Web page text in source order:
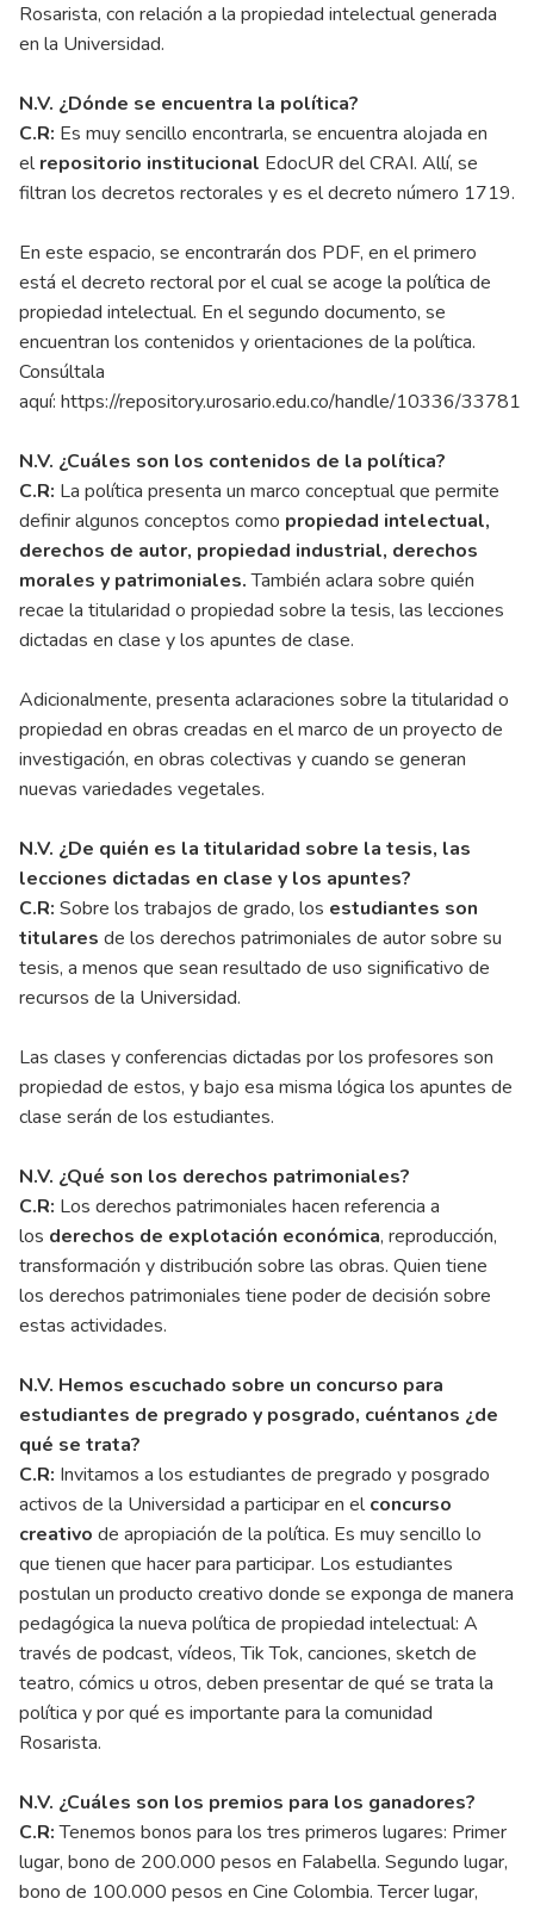
Rosarista, con relación a la propiedad intelectual generada
en la Universidad.
N.V. ¿Dónde se encuentra la política?
C.R: Es muy sencillo encontrarla, se encuentra alojada en
elrepositorio institucional EdocUR del CRAI. Allí, se
filtran los decretos rectorales y es el decreto número 1719.
En este espacio, se encontrarán dos PDF, en el primero
está el decreto rectoral por el cual se acoge la política de
propiedad intelectual. En el segundo documento, se
encuentran los contenidos y orientaciones de la política.
Consúltala
aquí: https://repository.urosario.edu.co/handle/10336/33781
N.V. ¿Cuáles son los contenidos de la política?
C.R: La política presenta un marco conceptual que permite
definir algunos conceptos como propiedad intelectual,
derechos de autor, propiedad industrial, derechos
morales y patrimoniales.También aclara sobre quién
recae la titularidad o propiedad sobre la tesis, las lecciones
dictadas en clase y los apuntes de clase.
Adicionalmente, presenta aclaraciones sobre la titularidad o
propiedad en obras creadas en el marco de un proyecto de
investigación, en obras colectivas y cuando se generan
nuevas variedades vegetales.
N.V. ¿De quién es la titularidad sobre la tesis, las
lecciones dictadas en clase y los apuntes?
C.R: Sobre los trabajos de grado, los estudiantes son
titulares de los derechos patrimoniales de autor sobre su
tesis, a menos que sean resultado de uso significativo de
recursos de la Universidad.
Las clases y conferencias dictadas por los profesores son
propiedad de estos, y bajo esa misma lógica los apuntes de
clase serán de los estudiantes.
N.V. ¿Qué son los derechos patrimoniales?
C.R: Los derechos patrimoniales hacen referencia a
los derechos de explotación económica, reproducción,
transformación y distribución sobre las obras. Quien tiene
los derechos patrimoniales tiene poder de decisión sobre
estas actividades.
N.V. Hemos escuchado sobre un concurso para
estudiantes de pregrado y posgrado, cuéntanos ¿de
qué se trata?
C.R: Invitamos a los estudiantes de pregrado y posgrado
activos de la Universidad a participar en elconcurso
creativo de apropiación de la política. Es muy sencillo lo
que tienen que hacer para participar. Los estudiantes
postulan un producto creativo donde se exponga de manera
pedagógica la nueva política de propiedad intelectual: A
través de podcast, vídeos, Tik Tok, canciones, sketch de
teatro, cómics u otros, deben presentar de qué se trata la
política y por qué es importante para la comunidad
Rosarista.
N.V. ¿Cuáles son los premios para los ganadores?
C.R:Tenemos bonos para los tres primeros lugares: Primer
lugar, bono de 200.000 pesos en Falabella. Segundo lugar,
bono de 100.000 pesos en Cine Colombia. Tercer lugar,